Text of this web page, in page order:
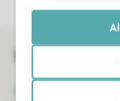
Book online